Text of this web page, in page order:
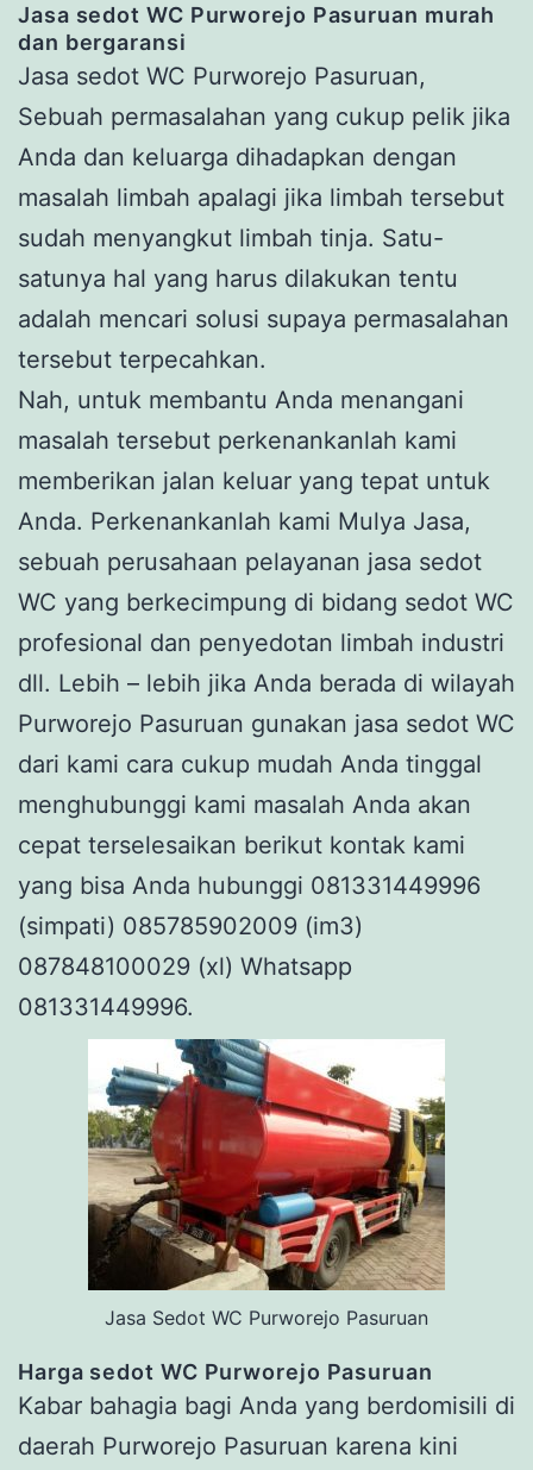
Jasa sedot WC Purworejo Pasuruan murah
dan bergaransi
Jasa sedot WC Purworejo Pasuruan,
Sebuah permasalahan yang cukup pelik jika
Anda dan keluarga dihadapkan dengan
masalah limbah apalagi jika limbah tersebut
sudah menyangkut limbah tinja. Satu-
satunya hal yang harus dilakukan tentu
adalah mencari solusi supaya permasalahan
tersebut terpecahkan.
Nah, untuk membantu Anda menangani
masalah tersebut perkenankanlah kami
memberikan jalan keluar yang tepat untuk
Anda. Perkenankanlah kami Mulya Jasa,
sebuah perusahaan pelayanan jasa sedot
WC yang berkecimpung di bidang sedot WC
profesional dan penyedotan limbah industri
dll. Lebih – lebih jika Anda berada di wilayah
Purworejo Pasuruan gunakan jasa sedot WC
dari kami cara cukup mudah Anda tinggal
menghubunggi kami masalah Anda akan
cepat terselesaikan berikut kontak kami
yang bisa Anda hubunggi 081331449996
(simpati) 085785902009 (im3)
087848100029 (xl) Whatsapp
081331449996.
Jasa Sedot WC Purworejo Pasuruan
Harga sedot WC Purworejo Pasuruan
Kabar bahagia bagi Anda yang berdomisili di
daerah Purworejo Pasuruan karena kini